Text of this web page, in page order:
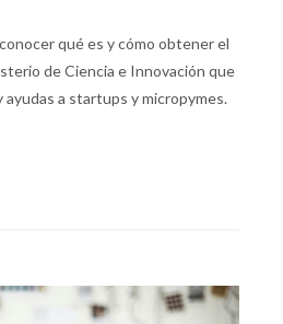
qué es y cómo obtener el
de Ciencia e Innovación que
a startups y micropymes.